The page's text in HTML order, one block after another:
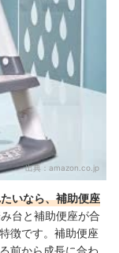
出典： amazon.co.jp
いなら、補助便座
台と補助便座が合
徴です。補助便座
前から成長に合わ